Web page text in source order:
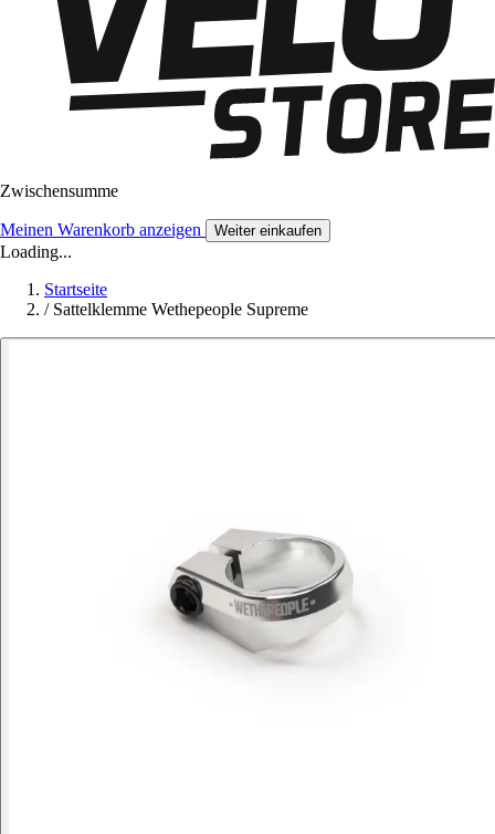
Zwischensumme
Meinen Warenkorb anzeigen Weiter einkaufen
Loading...
Startseite
/ Sattelklemme Wethepeople Supreme